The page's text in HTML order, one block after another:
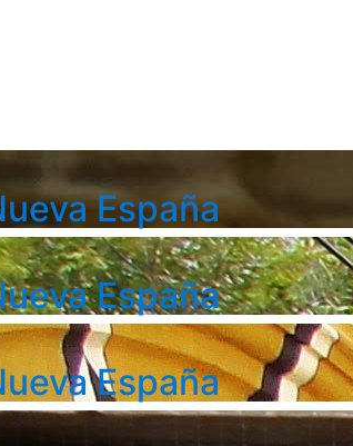
España
España
España